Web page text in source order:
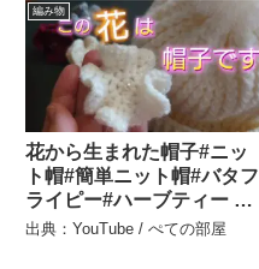
編み物
花から生まれた帽子#ニッ
ト帽#簡単ニット帽#バタフ
ライピー#ハーブティー –
ぺての部屋
出典：YouTube / ぺての部屋